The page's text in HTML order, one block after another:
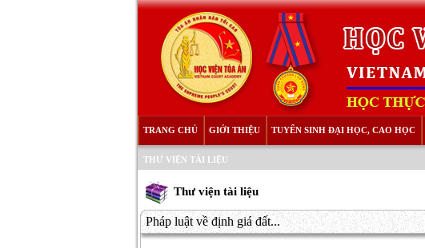
TRANG CHỦ GIỚI THIỆU TUYỂN SINH ĐẠI HỌC, CAO HỌC
THƯ VIỆN TÀI LIỆU
Thư viện tài liệu
Pháp luật về định giá đất...